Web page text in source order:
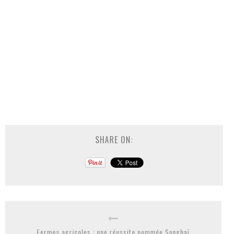
SHARE ON:
Fermes agricoles : une réussite nommée Songhaï